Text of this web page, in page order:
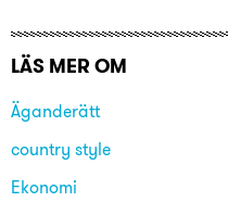
LÄS MER OM
Äganderätt
country style
Ekonomi